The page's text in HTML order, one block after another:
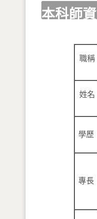
本科師資
職稱
姓名
學歷
專長